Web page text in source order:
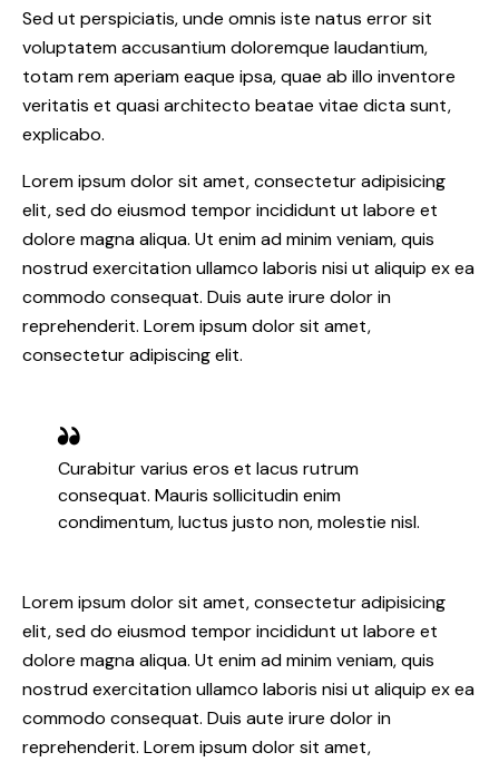
Sed ut perspiciatis, unde omnis iste natus error sit
voluptatem accusantium doloremque laudantium,
totam rem aperiam eaque ipsa, quae ab illo inventore
veritatis et quasi architecto beatae vitae dicta sunt,
explicabo.
Lorem ipsum dolor sit amet, consectetur adipisicing
elit, sed do eiusmod tempor incididunt ut labore et
dolore magna aliqua. Ut enim ad minim veniam, quis
nostrud exercitation ullamco laboris nisi ut aliquip ex ea
commodo consequat. Duis aute irure dolor in
reprehenderit. Lorem ipsum dolor sit amet,
consectetur adipiscing elit.
Curabitur varius eros et lacus rutrum
consequat. Mauris sollicitudin enim
condimentum, luctus justo non, molestie nisl.
Lorem ipsum dolor sit amet, consectetur adipisicing
elit, sed do eiusmod tempor incididunt ut labore et
dolore magna aliqua. Ut enim ad minim veniam, quis
nostrud exercitation ullamco laboris nisi ut aliquip ex ea
commodo consequat. Duis aute irure dolor in
reprehenderit. Lorem ipsum dolor sit amet,